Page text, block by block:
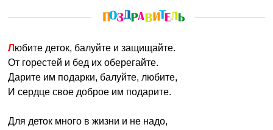
Любите деток, балуйте и защищайте.
От горестей и бед их оберегайте.
Дарите им подарки, балуйте, любите,
И сердце свое доброе им подарите.
Для деток много в жизни и не надо,